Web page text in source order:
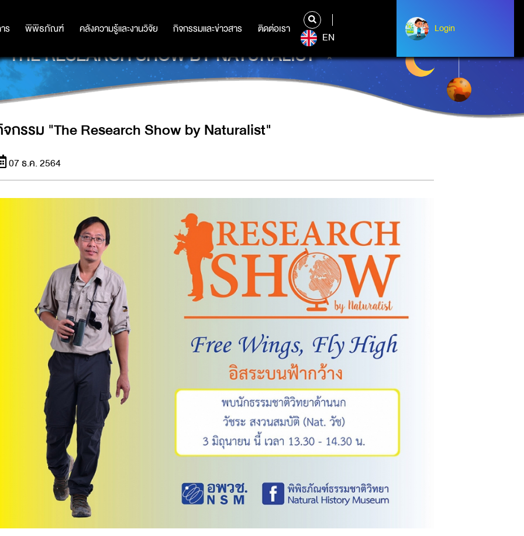
ร พิพิธภัณฑ์ คลังความรู้และงานวิจัย กิจกรรมและข่าวสาร ติดต่อเรา
ร พิพิธภัณฑ์ คลังความรู้และงานวิจัย กิจกรรมและข่าวสาร ติดต่อเรา
EN
Login
Login
RESEARCH SHOW BY NATURALIST"
กรรม "The Research Show by Naturalist"
07 ธ.ค. 2564